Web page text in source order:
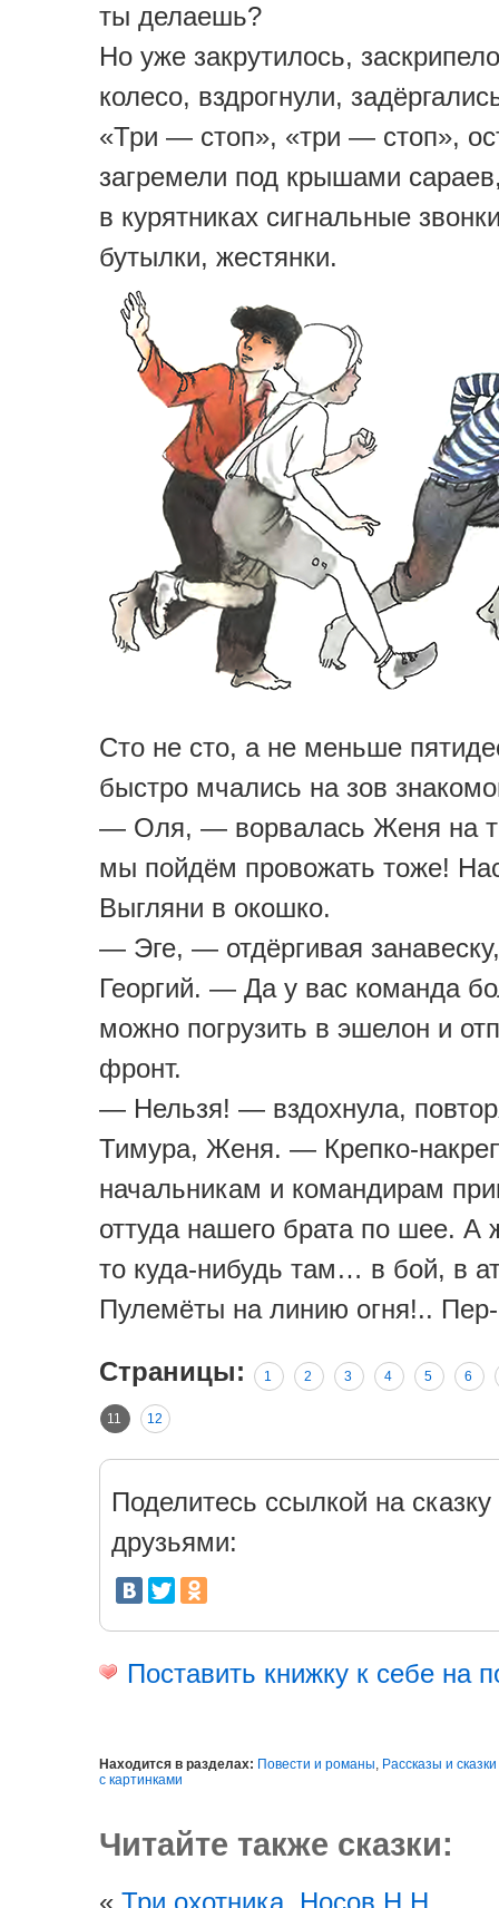
ты делаешь?
Но уже закрутилось,
колесо, вздрогнули,
«Три — стоп», «три — стоп»,
загремели под крышами
в курятниках сигнальные
бутылки, жестянки.
Сто не сто, а не меньше
быстро мчались на зов
— Оля, — ворвалась Женя на
мы пойдём провожать тоже!
Выгляни в окошко.
— Эге, — отдёргивая
Георгий. — Да у вас команда
можно погрузить в эшелон и
фронт.
— Нельзя! — вздохнула,
Тимура, Женя. — Крепко-
начальникам и командирам
оттуда нашего брата по шее.
то куда-нибудь там… в бой, в
Пулемёты на линию огня!..
Страницы: 1 2 3 4 5 6
11 12
Поделитесь ссылкой на сказку
друзьями:
Поставить книжку к себе на
Находится в разделах: Повести и романы, Рассказы и
с картинками
Читайте также сказки:
« Три охотника. Носов Н.Н.